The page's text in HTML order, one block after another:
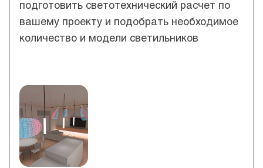
подготовить светотехнический расчет по
вашему проекту и подобрать необходимое
количество и модели светильников